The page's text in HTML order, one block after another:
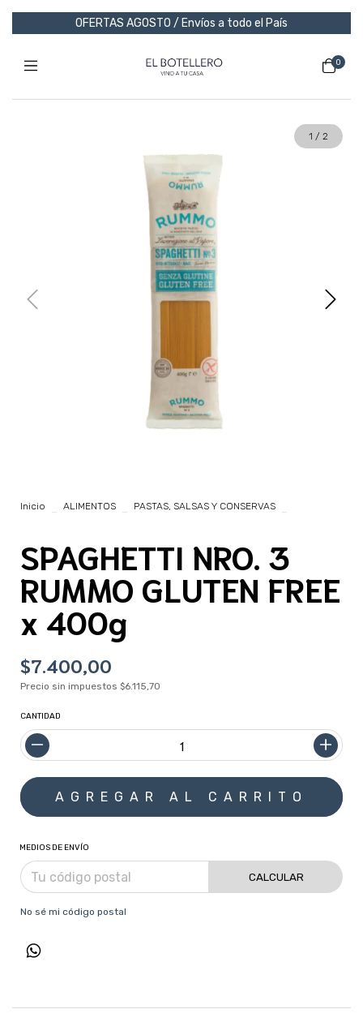
OFERTAS AGOSTO / Envíos a todo el País
0
1 / 2
Inicio ALIMENTOS PASTAS, SALSAS Y CONSERVAS
SPAGHETTI NRO. 3
RUMMO GLUTEN FREE
x 400g
$7.400,00
Precio sin impuestos $6.115,70
CANTIDAD
MEDIOS DE ENVÍO
CALCULAR
No sé mi código postal